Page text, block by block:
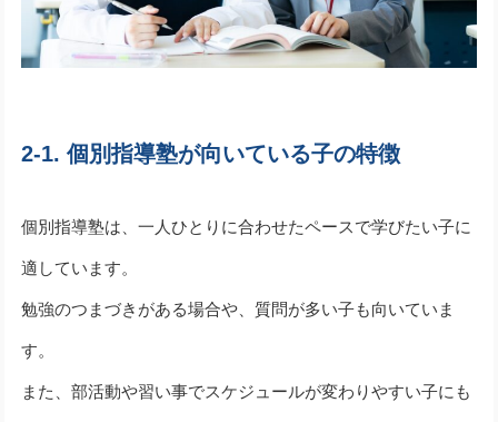
2-1. 個別指導塾が向いている子の特徴
個別指導塾は、一人ひとりに合わせたペースで学びたい子に
適しています。
勉強のつまづきがある場合や、質問が多い子も向いていま
す。
また、部活動や習い事でスケジュールが変わりやすい子にも